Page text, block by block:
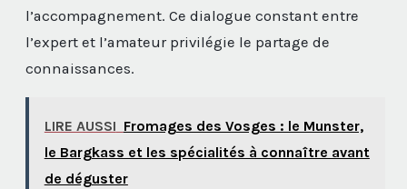
l’accompagnement. Ce dialogue constant entre
l’expert et l’amateur privilégie le partage de
connaissances.
LIRE AUSSI Fromages des Vosges : le Munster,
le Bargkass et les spécialités à connaître avant
de déguster